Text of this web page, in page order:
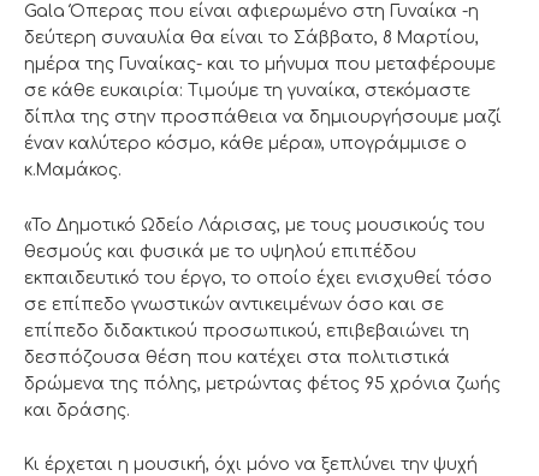
Gala Όπερας που είναι αφιερωμένο στη Γυναίκα -η
δεύτερη συναυλία θα είναι το Σάββατο, 8 Μαρτίου,
ημέρα της Γυναίκας- και το μήνυμα που μεταφέρουμε
σε κάθε ευκαιρία: Τιμούμε τη γυναίκα, στεκόμαστε
δίπλα της στην προσπάθεια να δημιουργήσουμε μαζί
έναν καλύτερο κόσμο, κάθε μέρα», υπογράμμισε ο
κ.Μαμάκος.
«Το Δημοτικό Ωδείο Λάρισας, με τους μουσικούς του
θεσμούς και φυσικά με το υψηλού επιπέδου
εκπαιδευτικό του έργο, το οποίο έχει ενισχυθεί τόσο
σε επίπεδο γνωστικών αντικειμένων όσο και σε
επίπεδο διδακτικού προσωπικού, επιβεβαιώνει τη
δεσπόζουσα θέση που κατέχει στα πολιτιστικά
δρώμενα της πόλης, μετρώντας φέτος 95 χρόνια ζωής
και δράσης.
Κι έρχεται η μουσική, όχι μόνο να ξεπλύνει την ψυχή